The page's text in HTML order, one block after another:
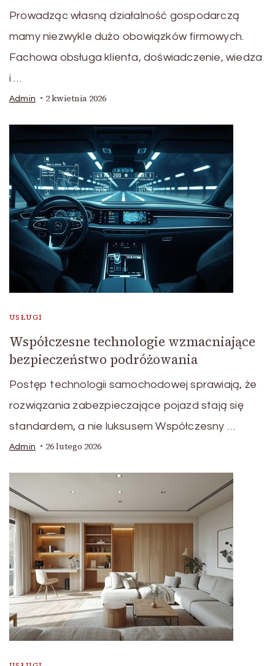
Prowadząc własną działalność gospodarczą
mamy niezwykle dużo obowiązków firmowych.
Fachowa obsługa klienta, doświadczenie, wiedza
i …
Admin 2 kwietnia 2026
USŁUGI
Współczesne technologie wzmacniające
bezpieczeństwo podróżowania
Postęp technologii samochodowej sprawiają, że
rozwiązania zabezpieczające pojazd stają się
standardem, a nie luksusem Współczesny …
Admin 26 lutego 2026